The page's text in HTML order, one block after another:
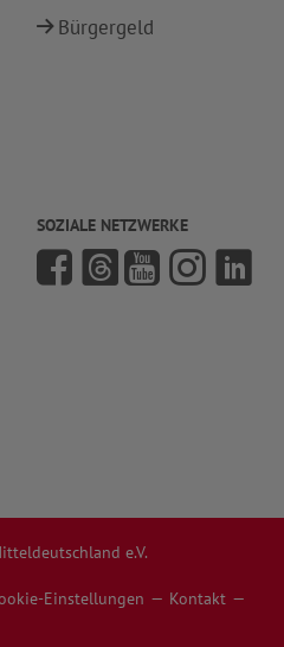
Bürgergeld
SOZIALE NETZWERKE
e.V.
Einstellungen
Kontakt